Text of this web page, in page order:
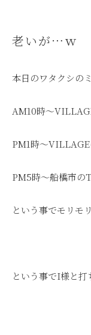
老いが…ｗ
本日のワタクシの
AM10時～
PM1時～VILLAGE
PM5時～船橋市の
という事でモリモ